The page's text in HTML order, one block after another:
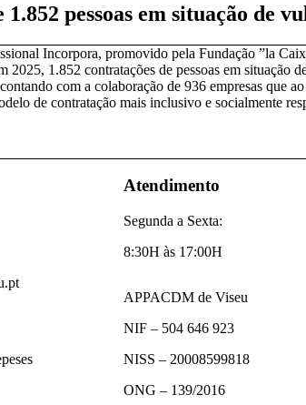
1.852 pessoas em situação de
Incorpora, promovido pela Fundação ”la
1.852 contratações de pessoas em situação
com a colaboração de 936 empresas que
de contratação mais inclusivo e socialmente
Atendimento
Segunda a Sexta:
8:30H às 17:00H
APPACDM de Viseu
NIF – 504 646 923
NISS – 20008599818
ONG – 139/2016